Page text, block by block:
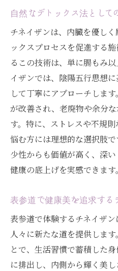
自然なデトックス法として
チネイザンは、内臓を優し
ックスプロセスを促進する
るこの技術は、単に腸もみ
イザンでは、陰陽五行思想
して丁寧にアプローチしま
が改善され、老廃物や余分
す。特に、ストレスや不規
悩む方には理想的な選択肢
少性からも価値が高く、深
健康の底上げを実感できます。
表参道で健康美を追求する
表参道で体験するチネイザ
人々に新たな道を提供しま
とで、生活習慣で蓄積した
に排出し、内側から輝く美